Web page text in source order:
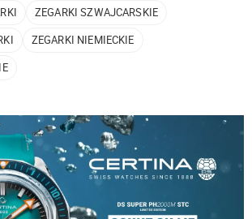
ZEGARKI SZWAJCARSKIE
ZEGARKI NIEMIECKIE